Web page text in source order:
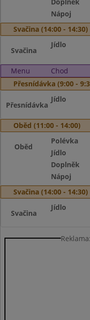
Nápoj
Svačina (14:00 - 14:30)
Svačina
Jídlo
Menu Chod
Přesnídávka (9:00 -
Přesnídávka
Jídlo
Oběd (11:00 - 14:00)
Oběd
Polévka
Jídlo
Doplněk
Nápoj
Svačina (14:00 - 14:30)
Svačina
Jídlo
Reklama: